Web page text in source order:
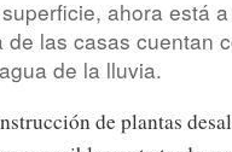
ahora está
las casas cuentan
de la lluvia.
de plantas